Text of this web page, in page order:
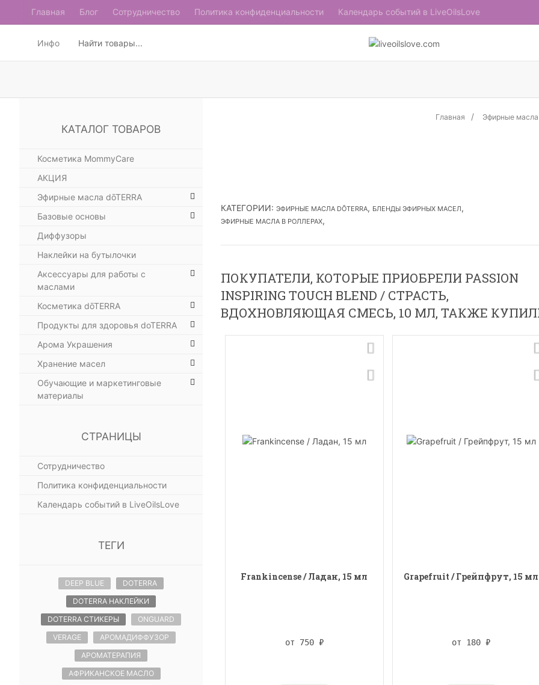
Главная Блог Сотрудничество Политика конфиденциальности Календарь событий в LiveOilsLove
Инфо
Главная Эфирные масла
КАТЕГОРИИ: ЭФИРНЫЕ МАСЛА DŌTERRA, БЛЕНДЫ ЭФИРНЫХ МАСЕЛ,
ЭФИРНЫЕ МАСЛА В РОЛЛЕРАХ,
ПОКУПАТЕЛИ, КОТОРЫЕ ПРИОБРЕЛИ PASSION
INSPIRING TOUCH BLEND / СТРАСТЬ,
ВДОХНОВЛЯЮЩАЯ СМЕСЬ, 10 МЛ, ТАКЖЕ
Frankincense / Ладан, 15 мл
от 750 ₽
Grapefruit / Грейпфрут, 15 мл
от 180₽
КАТАЛОГ ТОВАРОВ
Косметика MommyCare
АКЦИЯ
Эфирные масла dōTERRA
Базовые основы
Диффузоры
Наклейки на бутылочки
Аксессуары для работы с
маслами
Косметика dōTERRA
Продукты для здоровья doTERRA
Арома Украшения
Хранение масел
Обучающие и маркетинговые
материалы
СТРАНИЦЫ
Сотрудничество
Политика конфиденциальности
Календарь событий в LiveOilsLove
ТЕГИ
DEEP BLUE
DOTERRA
DOTERRA НАКЛЕЙКИ
DOTERRA СТИКЕРЫ
ONGUARD
VERAGE
АРОМАДИФФУЗОР
АРОМАТЕРАПИЯ
АФРИКАНСКОЕ МАСЛО